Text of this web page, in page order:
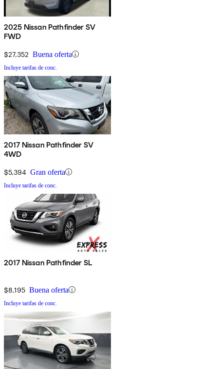
2025 Nissan Pathfinder SV
FWD
$27,352 Buena oferta
Incluye tarifas de conc.
2017 Nissan Pathfinder SV
4WD
$5,394 Gran oferta
Incluye tarifas de conc.
2017 Nissan Pathfinder SL
$8,195 Buena oferta
Incluye tarifas de conc.